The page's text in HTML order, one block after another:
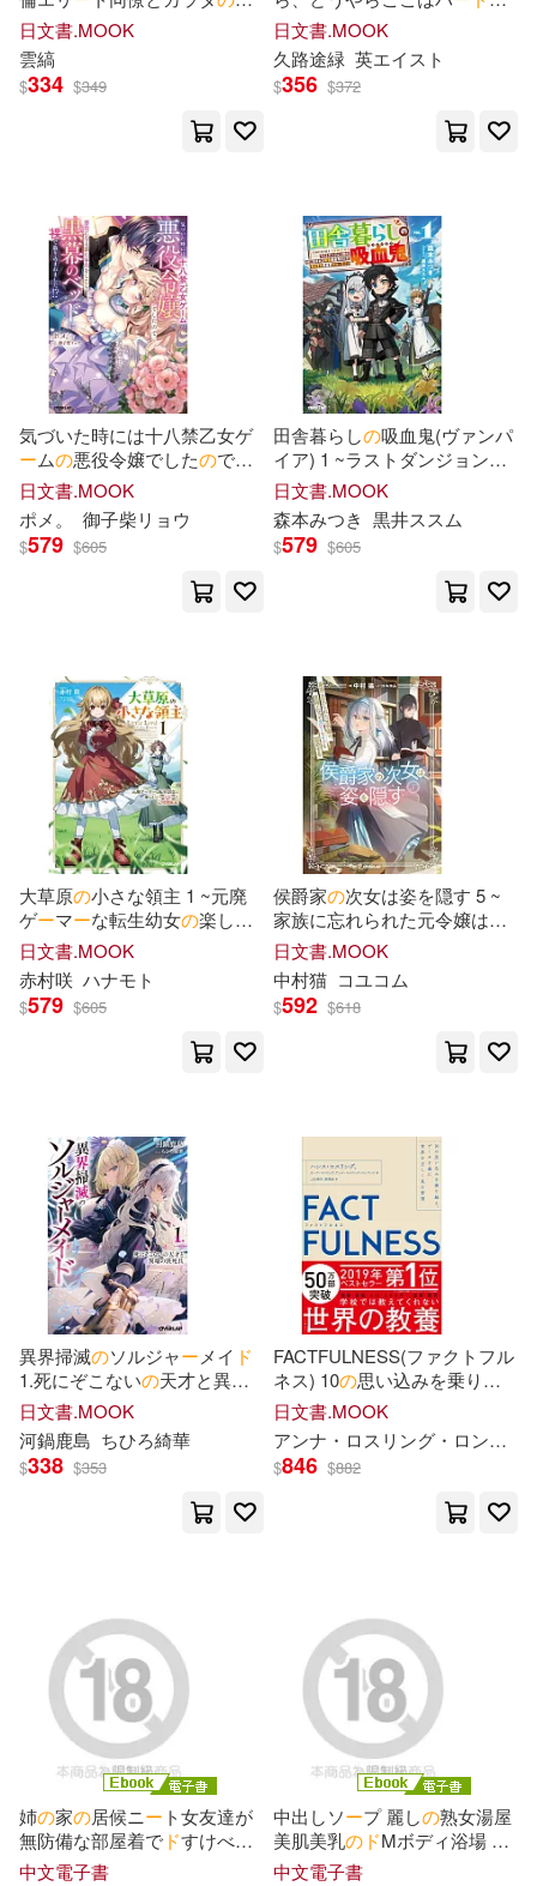
カバー株式会社(5)
ホットエンターテイメント(5)
七瀬アリス(5)
合同会社オムカレー(5)
国吉みさき(5) 夏乃実(5)
天馬ゆい(5) 小花のん(5)
栗尾ねも(5) 田中ねね(5)
美園和花(5)
Troll(4) あかりりゅりゅ羽(4)
あけちともあき(4)
あボーン(4) しゅにち(4)
つなこ(4)
コンプエース編輯部(4)
バンダイナムコエンターテインメ
ント(4)
佐藤ののか(4)
原作：柊咲／漫畫：川田暁生／角
色原案：ナイロン(4)
吉根ゆりあ(4) 園田かのこ(4)
小野晴康(4) 岸本和葉(4)
御鷹穂積(4) 支援BIS (4)
榊原モンショー(4)
次佐駆人(4) 水原みその(4)
泉りおん(4) 流川莉央(4)
渡瀬草一郎(4) 獅子唐(4)
小光點(4) 講談社(4)
アルマビアンカ(3)
ケイ・エム・ピー(3)
小魯文化(3)
日本コロムビア(3)
日本文芸社(3) FuRyu(2)
S1 NO.1 STYLE(2)
SMM itaku (music)(2)
TBSグロウディア(2)
TRY-X(2)
アース・スター エンターテイメン
キングレコード(2)
コンテンツシード(2)
ブシロードクリエイティブ(2)
ムービック(2)
一二三書房/ノヴァコミックス(2)
原點(2) 好有感覺音樂(2)
徳間書店(2)
朝日新聞出版(2)
楓葉社文化(2) 瑋秦出版(2)
瑞麗美人國際媒體(2) 碁峰(2)
誠文堂新光社(2) EMI(1)
性MAXエッチ
日文書.MOOK
雲縞
$334 $349
鬱ゲー だったらしい 2 ~聖剣
を抱きし最凶少女
譚~
日文書.MOOK
久路途緑 英エイスト
$356 $372
気づいた時には十八禁乙女ゲ
ームの悪役令嬢でしたので、
悪役になる前に家出をしたら
黒幕の ベッドに裸で放り込ま
れました!?
日文書.MOOK
ポメ。
御子柴リョウ
$579 $605
田舎暮らしの吸血鬼(ヴァンパ
イア) 1 ~ラストダンジョン前
の村に生まれた転生吸血鬼さ
んの気ままな異世界ス
イフ~
日文書.MOOK
森本みつき 黒井ススム
$579 $605
大草原の小さな領主 1 ~元廃
ゲーマーな転生幼女の楽しい
ハード モード辺境開拓記~
日文書.MOOK
赤村咲 ハナモト
$579 $605
侯爵家の次女は姿を隠す 5 ~
家族に忘れられた元令嬢は、
薬師となってス
謳歌する~
日文書.MOOK
中村猫 コユコム
$592 $618
異界掃滅のソルジャー メイ ド
1.死にぞこないの天才と異端
の決死兵
日文書.MOOK
河鍋鹿島 ちひろ綺華
$338 $353
FACTFULNESS(ファクトフル
ネス) 10の思い込みを乗り越
え、デ ータを基に世界を正し
く見る習慣
日文書.MOOK
アンナ・ ロスリング・ ロンラン
$846 $882
姉の家の居候ニー ト女友達が
無防備な部屋着で ドすけべオ
ナニー誘惑!! 完全版 (電子書)
中文電子書
中出しソープ 麗しの熟女湯屋
美肌美乳の ドMボディ浴場 原
望美 完全版 (電子書)
中文電子書